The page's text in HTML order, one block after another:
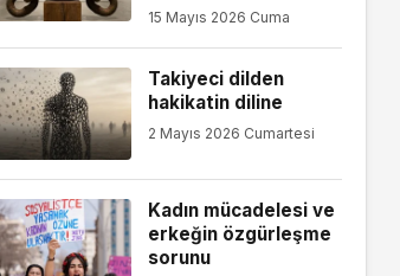
15 Mayıs 2026 Cuma
Takiyeci dilden
hakikatin diline
2 Mayıs 2026 Cumartesi
Kadın mücadelesi ve
erkeğin özgürleşme
sorunu